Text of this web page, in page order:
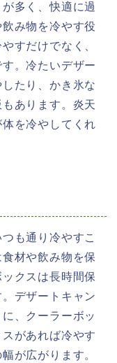
多く、快適に過
み物を冷やす役
すだけでなく、
。冷たいデザー
たり、かき氷な
あります。炎天
を冷やしてくれ
も通り冷やすこ
材や飲み物を保
クスは長時間保
デザートキャン
、クーラーボッ
があれば冷やす
が広がります。